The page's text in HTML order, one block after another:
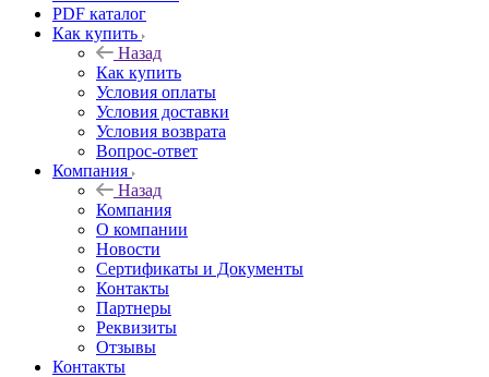
PDF каталог
Как купить
Назад
Как купить
Условия оплаты
Условия доставки
Условия возврата
Вопрос-ответ
Компания
Назад
Компания
О компании
Новости
Сертификаты и Документы
Контакты
Партнеры
Реквизиты
Отзывы
Контакты